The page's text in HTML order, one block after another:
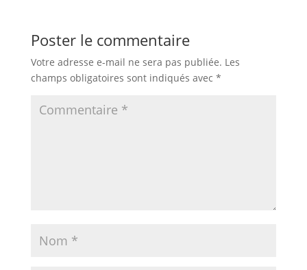
Poster le commentaire
Votre adresse e-mail ne sera pas publiée. Les
champs obligatoires sont indiqués avec *